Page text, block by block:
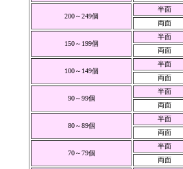
200～249個
半面
両面
150～199個
半面
両面
100～149個
半面
両面
90～99個
半面
両面
80～89個
半面
両面
70～79個
半面
両面